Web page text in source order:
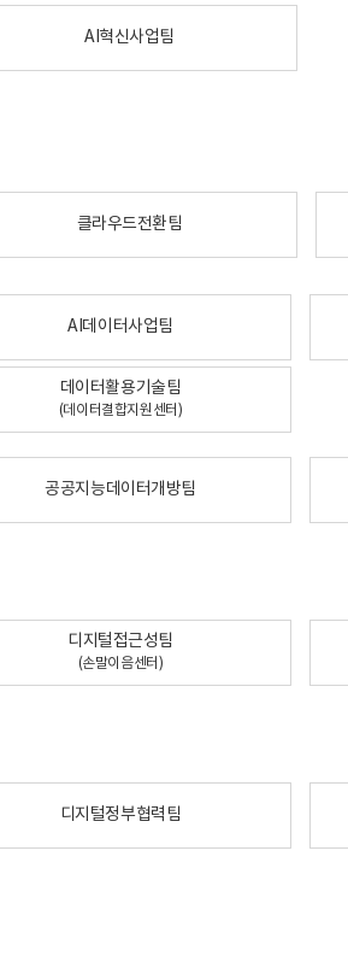
AI혁신사업팀
클라우드전환팀
AI데이터사업팀
데이터활용기술팀
(데이터결합지원센터)
공공지능데이터개방팀
디지털접근성팀
(손말이음센터)
디지털정부협력팀